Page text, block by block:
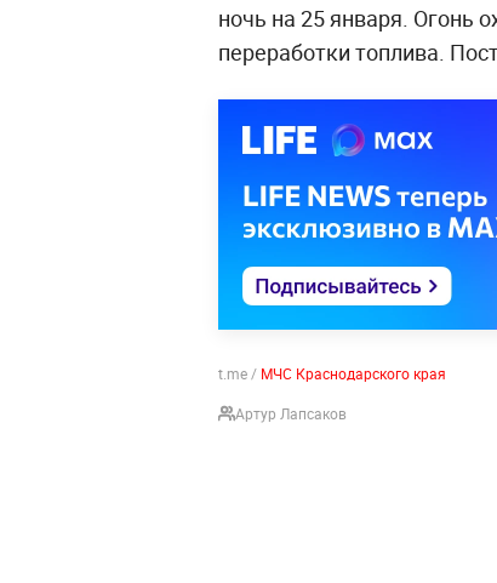
ночь на 25 января. Огонь
переработки топлива.
t.me / МЧС Краснодарского края
Артур Лапсаков